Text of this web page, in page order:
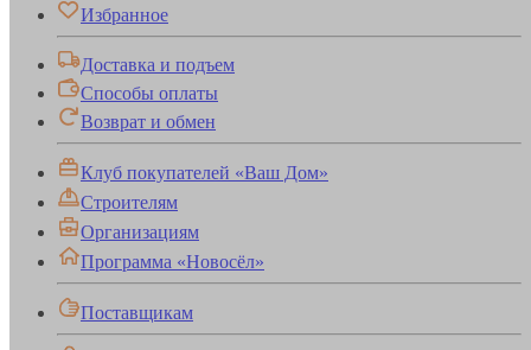
Избранное
Доставка и подъем
Способы оплаты
Возврат и обмен
Клуб покупателей «Ваш Дом»
Строителям
Организациям
Программа «Новосёл»
Поставщикам